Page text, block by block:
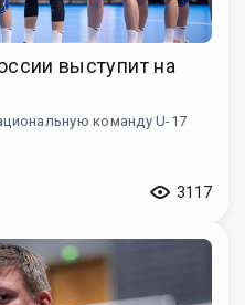
выступит на
команду U-17
3117